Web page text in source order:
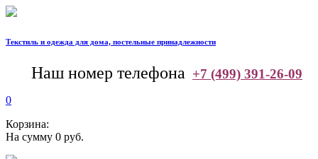
Текстиль и одежда для дома, постельные принадлежности
Наш номер телефона +7 (499) 391-26-09
0
Корзина:
На сумму 0 руб.